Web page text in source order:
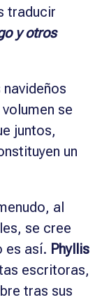
traducir
y otros
se
juntos,
un
al
se cree
es así. Phyllis
escritoras,
tras sus